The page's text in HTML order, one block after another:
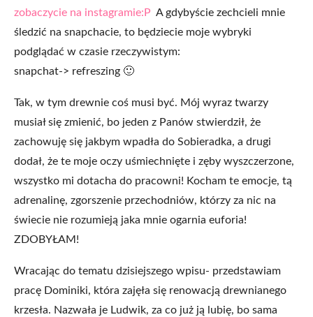
zobaczycie na instagramie:P A gdybyście zechcieli mnie
śledzić na snapchacie, to będziecie moje wybryki
podglądać w czasie rzeczywistym:
snapchat-> refreszing 🙂
Tak, w tym drewnie coś musi być. Mój wyraz twarzy
musiał się zmienić, bo jeden z Panów stwierdził, że
zachowuję się jakbym wpadła do Sobieradka, a drugi
dodał, że te moje oczy uśmiechnięte i zęby wyszczerzone,
wszystko mi dotacha do pracowni! Kocham te emocje, tą
adrenalinę, zgorszenie przechodniów, którzy za nic na
świecie nie rozumieją jaka mnie ogarnia euforia!
ZDOBYŁAM!
Wracając do tematu dzisiejszego wpisu- przedstawiam
pracę Dominiki, która zajęła się renowacją drewnianego
krzesła. Nazwała je Ludwik, za co już ją lubię, bo sama